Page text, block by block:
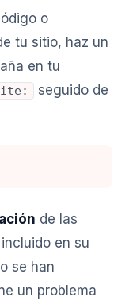
o
tu sitio, haz un
en tu
seguido de
de las
en su
se han
un problema